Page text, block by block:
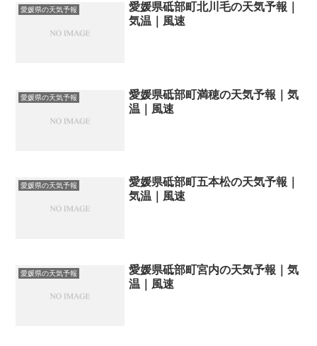
愛媛県の天気予報
愛媛県砥部町北川毛の天気予報｜
気温｜風速
愛媛県の天気予報
愛媛県砥部町満穂の天気予報｜気
温｜風速
愛媛県の天気予報
愛媛県砥部町五本松の天気予報｜
気温｜風速
愛媛県の天気予報
愛媛県砥部町宮内の天気予報｜気
温｜風速